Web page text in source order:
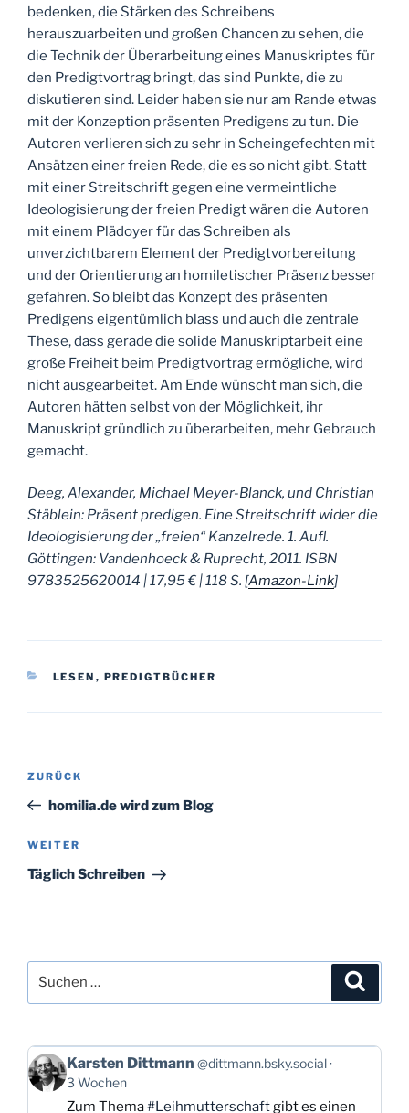
bedenken, die Stärken des Schreibens
herauszuarbeiten und großen Chancen zu sehen, die
die Technik der Überarbeitung eines Manuskriptes für
den Predigtvortrag bringt, das sind Punkte, die zu
diskutieren sind. Leider haben sie nur am Rande etwas
mit der Konzeption präsenten Predigens zu tun. Die
Autoren verlieren sich zu sehr in Scheingefechten mit
Ansätzen einer freien Rede, die es so nicht gibt. Statt
mit einer Streitschrift gegen eine vermeintliche
Ideologisierung der freien Predigt wären die Autoren
mit einem Plädoyer für das Schreiben als
unverzichtbarem Element der Predigtvorbereitung
und der Orientierung an homiletischer Präsenz besser
gefahren. So bleibt das Konzept des präsenten
Predigens eigentümlich blass und auch die zentrale
These, dass gerade die solide Manuskriptarbeit eine
große Freiheit beim Predigtvortrag ermögliche, wird
nicht ausgearbeitet. Am Ende wünscht man sich, die
Autoren hätten selbst von der Möglichkeit, ihr
Manuskript gründlich zu überarbeiten, mehr Gebrauch
gemacht.
Deeg, Alexander, Michael Meyer-Blanck, und Christian
Stäblein: Präsent predigen. Eine Streitschrift wider die
Ideologisierung der „freien“ Kanzelrede. 1. Aufl.
Göttingen: Vandenhoeck & Ruprecht, 2011. ISBN
9783525620014 | 17,95 € | 118 S. [Amazon-Link]
KATEGORIEN
LESEN , PREDIGTBÜCHER
Beitragsnavigation
Vorheriger
Beitrag
ZURÜCK
homilia.de wird zum Blog
Nächster
Beitrag
WEITER
Täglich Schreiben
nach:
Beitrag
von
Karsten
Karsten Dittmann @dittmann.bsky.social
3 Wochen
Zum Thema#Leihmutterschaftgibt es einen